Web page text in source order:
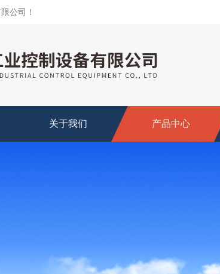
公司！
关于我们 产品中心